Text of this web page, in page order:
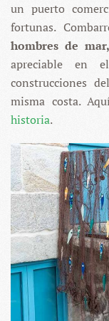
un puerto
fortunas.
hombres de
apreciable en
construcciones
misma costa.
historia.